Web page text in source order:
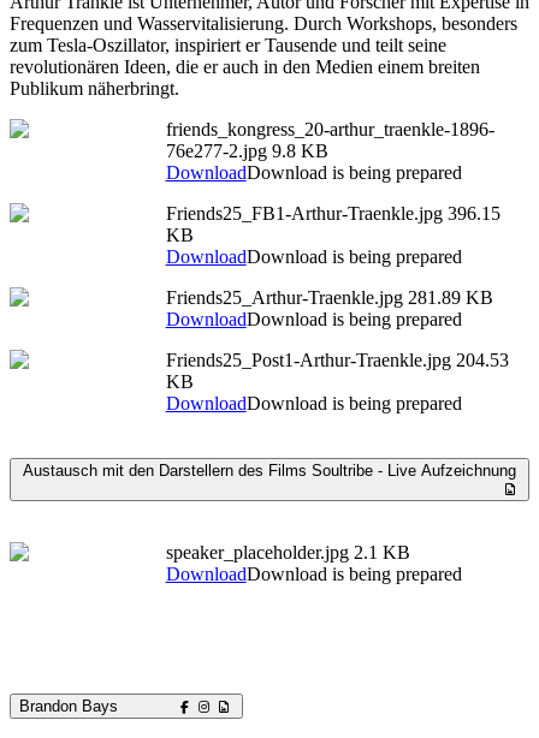
Frequenzen und Wasservitalisierung. Durch Workshops, besonders
zum Tesla-Oszillator, inspiriert er Tausende und teilt seine
revolutionären Ideen, die er auch in den Medien einem breiten
Publikum näherbringt.
friends_kongress_20-arthur_traenkle-1896-
76e277-2.jpg 9.8 KB
DownloadDownload is being prepared
Friends25_FB1-Arthur-Traenkle.jpg 396.15
KB
DownloadDownload is being prepared
Friends25_Arthur-Traenkle.jpg 281.89 KB
DownloadDownload is being prepared
Friends25_Post1-Arthur-Traenkle.jpg 204.53
KB
DownloadDownload is being prepared
Austausch mit den Darstellern des Films Soultribe - Live Aufzeichnung
speaker_placeholder.jpg 2.1 KB
DownloadDownload is being prepared
Brandon Bays